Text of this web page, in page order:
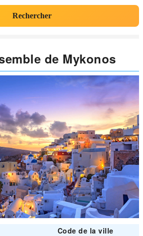
Rechercher
de Mykonos
Code de la ville